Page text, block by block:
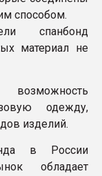
способом.
спанбонд
материал не
одежду,
изделий.
в России
обладает